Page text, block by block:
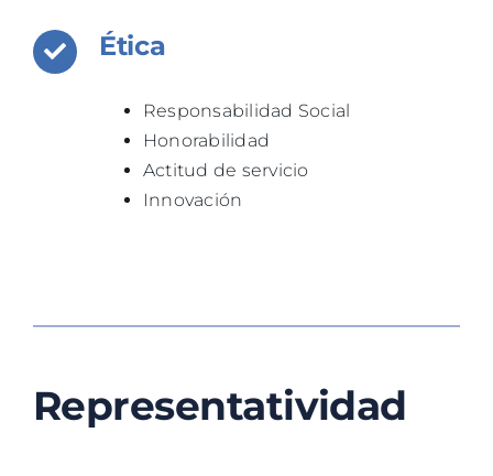
Ética
Responsabilidad Social
Honorabilidad
Actitud de servicio
Innovación
Representatividad